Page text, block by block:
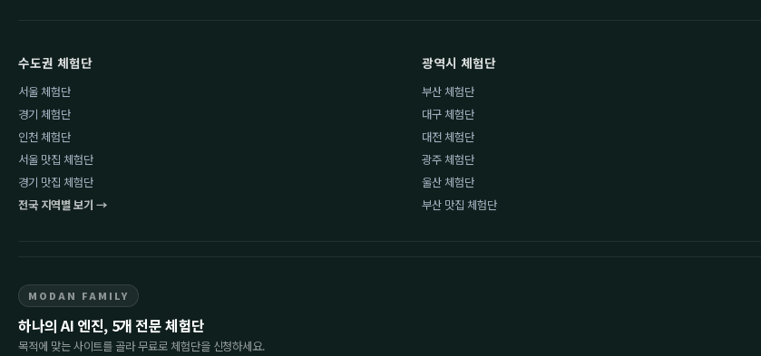
수도권 체험단
서울 체험단
경기 체험단
인천 체험단
서울 맛집 체험단
경기 맛집 체험단
전국 지역별 보기 →
광역시 체험단
부산 체험단
대구 체험단
대전 체험단
광주 체험단
울산 체험단
부산 맛집 체험단
MODAN FAMILY
하나의 AI 엔진, 5개 전문 체험단
목적에 맞는 사이트를 골라 무료로 체험단을 신청하세요.